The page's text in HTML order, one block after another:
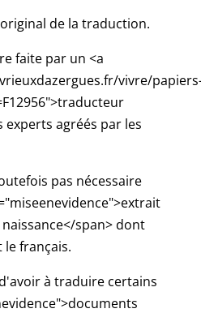
de la traduction.
faite par un <a
vivre/
agréés par les
pas nécessaire
span> dont
le français.
à traduire certains